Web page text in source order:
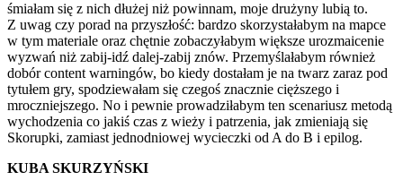
śmiałam się z nich dłużej niż powinnam, moje drużyny lubią to.
Z uwag czy porad na przyszłość: bardzo skorzystałabym na mapce
w tym materiale oraz chętnie zobaczyłabym większe urozmaicenie
wyzwań niż zabij-idź dalej-zabij znów. Przemyślałabym również
dobór content warningów, bo kiedy dostałam je na twarz zaraz pod
tytułem gry, spodziewałam się czegoś znacznie cięższego i
mroczniejszego. No i pewnie prowadziłabym ten scenariusz metodą
wychodzenia co jakiś czas z wieży i patrzenia, jak zmieniają się
Skorupki, zamiast jednodniowej wycieczki od A do B i epilog.
KUBA SKURZYŃSKI